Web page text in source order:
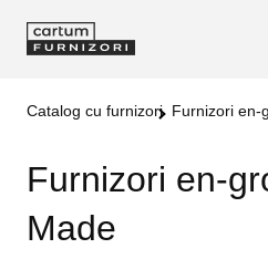
Catalog cu furnizori Furnizori en-
Furnizori en-
Made